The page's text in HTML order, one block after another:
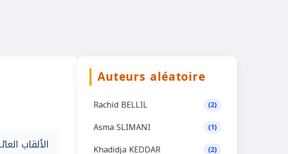
الألقاب
Auteurs aléatoire
Rachid BELLIL (2)
Asma SLIMANI (1)
Khadidja KEDDAR (2)